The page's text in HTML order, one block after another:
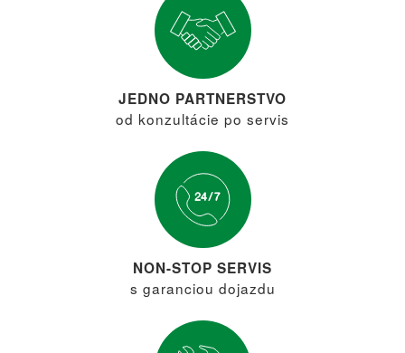
JEDNO PARTNERSTVO
od konzultácie po servis
NON-STOP SERVIS
s garanciou dojazdu